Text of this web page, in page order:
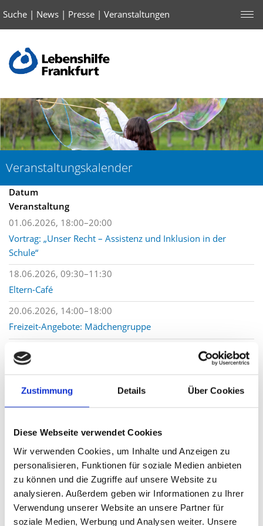
Zustimmung Details Über Cookies
Diese Webseite verwendet Cookies
Wir verwenden Cookies, um Inhalte und Anzeigen zu
personalisieren, Funktionen für soziale Medien anbieten
zu können und die Zugriffe auf unsere Website zu
analysieren. Außerdem geben wir Informationen zu Ihrer
Verwendung unserer Website an unsere Partner für
soziale Medien, Werbung und Analysen weiter. Unsere
Suche | News | Presse | Veranstaltungen
Veranstaltungskalender
Datum
Veranstaltung
01.06.2026, 18:00–20:00
Vortrag: „Unser Recht – Assistenz und Inklusion in der
Schule“
18.06.2026, 09:30–11:30
Eltern-Café
20.06.2026, 14:00–18:00
Freizeit-Angebote: Mädchengruppe
Freizeit-Angebote: Mädchengruppe
24.06.2026, 17:30–19:00
3 4 5
8
9 10 11 12 13
15
16 17 18 19 20
21
22
23 24 25 26 27
28